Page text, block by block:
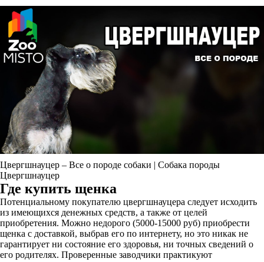
Цвергшнауцер – Все о породе собаки | Собака породы
Цвергшнауцер
Где купить щенка
Потенциальному покупателю цвергшнауцера следует исходить
из имеющихся денежных средств, а также от целей
приобретения. Можно недорого (5000-15000 руб) приобрести
щенка с доставкой, выбрав его по интернету, но это никак не
гарантирует ни состояние его здоровья, ни точных сведений о
его родителях. Проверенные заводчики практикуют